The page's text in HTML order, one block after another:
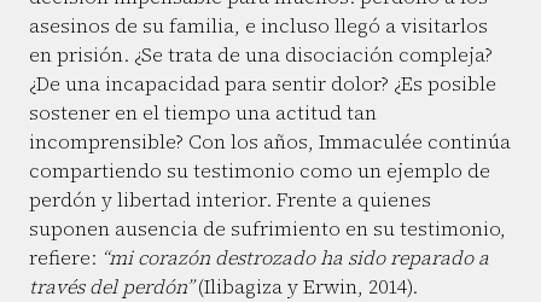
asesinos de su familia, e incluso llegó a visitarlos
en prisión. ¿Se trata de una disociación compleja?
¿De una incapacidad para sentir dolor? ¿Es posible
sostener en el tiempo una actitud tan
incomprensible? Con los años, Immaculée continúa
compartiendo su testimonio como un ejemplo de
perdón y libertad interior. Frente a quienes
suponen ausencia de sufrimiento en su testimonio,
refiere: “mi corazón destrozado ha sido reparado a
través del perdón”(Ilibagiza y Erwin, 2014).